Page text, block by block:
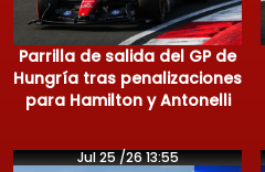
Parrilla de salida del GP de
Hungría tras penalizaciones
para Hamilton y Antonelli
Jul 25 /26 13:55